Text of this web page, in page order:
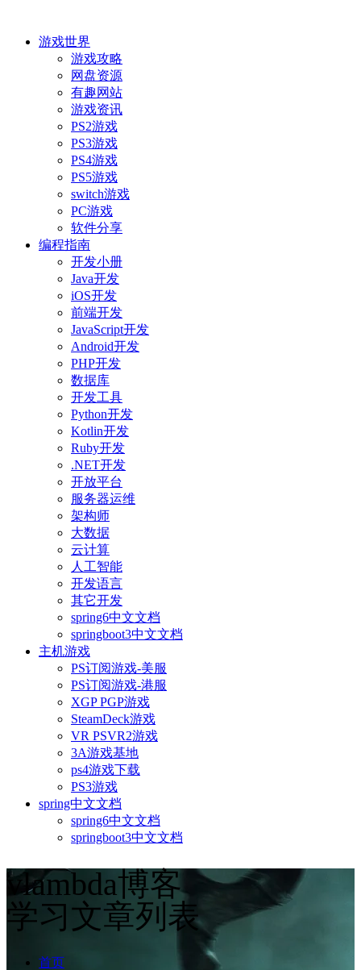
游戏世界
游戏攻略
网盘资源
有趣网站
游戏资讯
PS2游戏
PS3游戏
PS4游戏
PS5游戏
switch游戏
PC游戏
软件分享
编程指南
开发小册
Java开发
iOS开发
前端开发
JavaScript开发
Android开发
PHP开发
数据库
开发工具
Python开发
Kotlin开发
Ruby开发
.NET开发
开放平台
服务器运维
架构师
大数据
云计算
人工智能
开发语言
其它开发
spring6中文文档
springboot3中文文档
主机游戏
PS订阅游戏-美服
PS订阅游戏-港服
XGP PGP游戏
SteamDeck游戏
VR PSVR2游戏
3A游戏基地
ps4游戏下载
PS3游戏
spring中文文档
spring6中文文档
springboot3中文文档
vlambda博客
学习文章列表
首页